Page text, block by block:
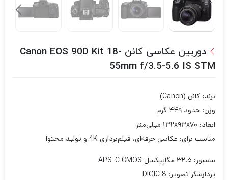
دوربین عکاسی کانن Canon EOS 90D Kit 18-
55mm f/3.5-5.6 IS STM
برند: کانن (Canon)
وزن: حدود ۴۴۹ گرم
ابعاد: ۱۳۲x۹۳x۷۰ میلی‌متر
مناسب برای: عکاسی حرفه‌ای، فیلم‌برداری 4K و تولید محتوا
سنسور: ۳۲.۵ مگاپیکسل APS-C CMOS
پردازشگر تصویر: DIGIC 8